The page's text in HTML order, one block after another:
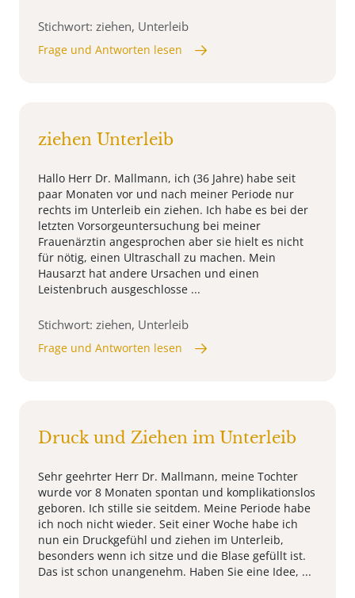
Stichwort: ziehen, Unterleib
Frage und Antworten lesen
ziehen Unterleib
Hallo Herr Dr. Mallmann, ich (36 Jahre) habe seit
paar Monaten vor und nach meiner Periode nur
rechts im Unterleib ein ziehen. Ich habe es bei der
letzten Vorsorgeuntersuchung bei meiner
Frauenärztin angesprochen aber sie hielt es nicht
für nötig, einen Ultraschall zu machen. Mein
Hausarzt hat andere Ursachen und einen
Leistenbruch ausgeschlosse ...
Stichwort: ziehen, Unterleib
Frage und Antworten lesen
Druck und Ziehen im Unterleib
Sehr geehrter Herr Dr. Mallmann, meine Tochter
wurde vor 8 Monaten spontan und komplikationslos
geboren. Ich stille sie seitdem. Meine Periode habe
ich noch nicht wieder. Seit einer Woche habe ich
nun ein Druckgefühl und ziehen im Unterleib,
besonders wenn ich sitze und die Blase gefüllt ist.
Das ist schon unangenehm. Haben Sie eine Idee, ...